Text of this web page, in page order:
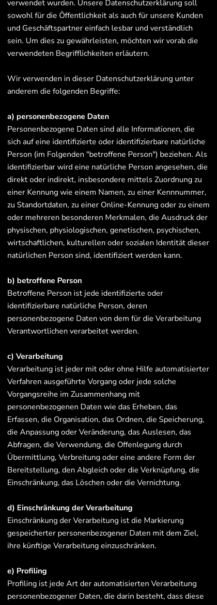
verwendet wurden. Unsere Datenschutzerklärung soll
sowohl für die Öffentlichkeit als auch für unsere Kunden
und Geschäftspartner einfach lesbar und verständlich
sein. Um dies zu gewährleisten, möchten wir vorab die
verwendeten Begrifflichkeiten erläutern.
Wir verwenden in dieser Datenschutzerklärung unter
anderem die folgenden Begriffe:
a) personenbezogene Daten
Personenbezogene Daten sind alle Informationen, die
sich auf eine identifizierte oder identifizierbare natürliche
Person (im Folgenden "betroffene Person") beziehen. Als
identifizierbar wird eine natürliche Person angesehen, die
direkt oder indirekt, insbesondere mittels Zuordnung zu
einer Kennung wie einem Namen, zu einer Kennnummer,
zu Standortdaten, zu einer Online-Kennung oder zu einem
oder mehreren besonderen Merkmalen, die Ausdruck der
physischen, physiologischen, genetischen, psychischen,
wirtschaftlichen, kulturellen oder sozialen Identität dieser
natürlichen Person sind, identifiziert werden kann.
b) betroffene Person
Betroffene Person ist jede identifizierte oder
identifizierbare natürliche Person, deren
personenbezogene Daten von dem für die Verarbeitung
Verantwortlichen verarbeitet werden.
c) Verarbeitung
Verarbeitung ist jeder mit oder ohne Hilfe automatisierter
Verfahren ausgeführte Vorgang oder jede solche
Vorgangsreihe im Zusammenhang mit
personenbezogenen Daten wie das Erheben, das
Erfassen, die Organisation, das Ordnen, die Speicherung,
die Anpassung oder Veränderung, das Auslesen, das
Abfragen, die Verwendung, die Offenlegung durch
Übermittlung, Verbreitung oder eine andere Form der
Bereitstellung, den Abgleich oder die Verknüpfung, die
Einschränkung, das Löschen oder die Vernichtung.
d) Einschränkung der Verarbeitung
Einschränkung der Verarbeitung ist die Markierung
gespeicherter personenbezogener Daten mit dem Ziel,
ihre künftige Verarbeitung einzuschränken.
e) Profiling
Profiling ist jede Art der automatisierten Verarbeitung
personenbezogener Daten, die darin besteht, dass diese